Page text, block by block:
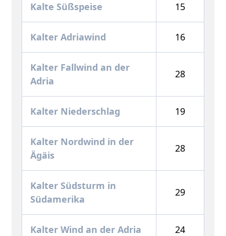
Kalte Süßspeise 15
Kalter Adriawind 16
Kalter Fallwind an der
Adria
28
Kalter Niederschlag 19
Kalter Nordwind in der
Ägäis
28
Kalter Südsturm in
Südamerika
29
Kalter Wind an der Adria 24